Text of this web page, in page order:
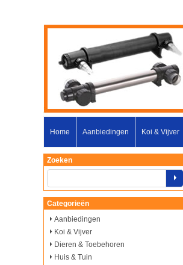
Home Aanbiedingen Koi & Vijver
Zoeken
Categorieën
Aanbiedingen
Koi & Vijver
Dieren & Toebehoren
Huis & Tuin